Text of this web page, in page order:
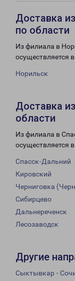
Доставка
по области
Из филиала в
осуществляется
Норильск
Доставка
области
Из филиала в
осуществляется
Спасск-Дальний
Кировский
Черниговка
Сибирцево
Дальнереченск
Лесозаводск
Другие
Сыктывкар -